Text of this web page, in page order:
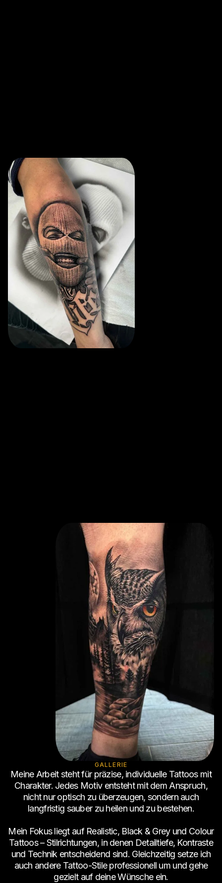
GALLERIE
Meine Arbeit steht für präzise, individuelle Tattoos mit
Charakter. Jedes Motiv entsteht mit dem Anspruch,
nicht nur optisch zu überzeugen, sondern auch
langfristig sauber zu heilen und zu bestehen.
Mein Fokus liegt auf Realistic, Black & Grey und Colour
Tattoos – Stilrichtungen, in denen Detailtiefe, Kontraste
und Technik entscheidend sind. Gleichzeitig setze ich
auch andere Tattoo-Stile professionell um und gehe
gezielt auf deine Wünsche ein.